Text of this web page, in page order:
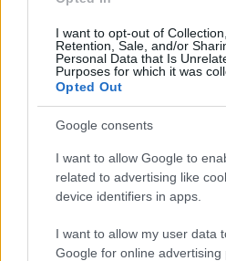
I want to opt-out of
Retention, Sale, and/or
Personal Data that Is
Purposes for which it was
Opted Out
Google consents
I want to allow Google to
related to advertising like
device identifiers in apps.
I want to allow my user data
Google for online advertising
digitális detox a
mentális
Összhangban van
Valóban jó ötlet lehet egy
az autóvásárlásról, hogy
szállítással, közlekedéssel